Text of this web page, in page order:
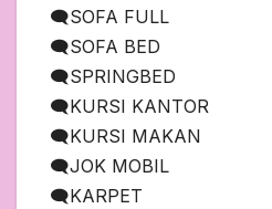
🗨️SOFA FULL
🗨️SOFA BED
🗨️SPRINGBED
🗨️KURSI KANTOR
🗨️KURSI MAKAN
🗨️JOK MOBIL
🗨️KARPET